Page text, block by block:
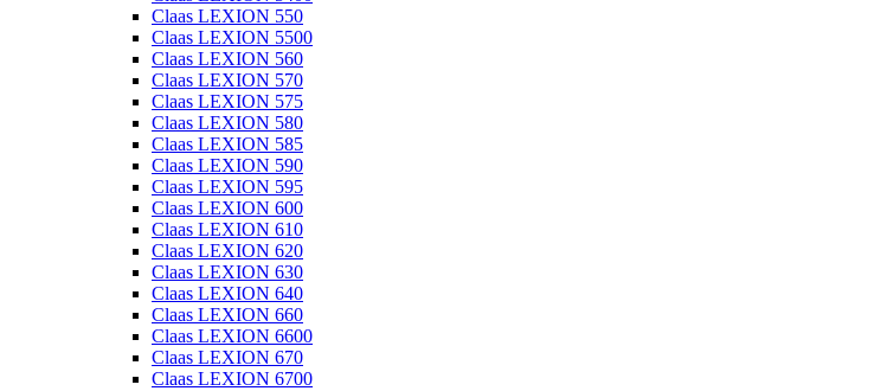
Claas LEXION 550
Claas LEXION 5500
Claas LEXION 560
Claas LEXION 570
Claas LEXION 575
Claas LEXION 580
Claas LEXION 585
Claas LEXION 590
Claas LEXION 595
Claas LEXION 600
Claas LEXION 610
Claas LEXION 620
Claas LEXION 630
Claas LEXION 640
Claas LEXION 660
Claas LEXION 6600
Claas LEXION 670
Claas LEXION 6700